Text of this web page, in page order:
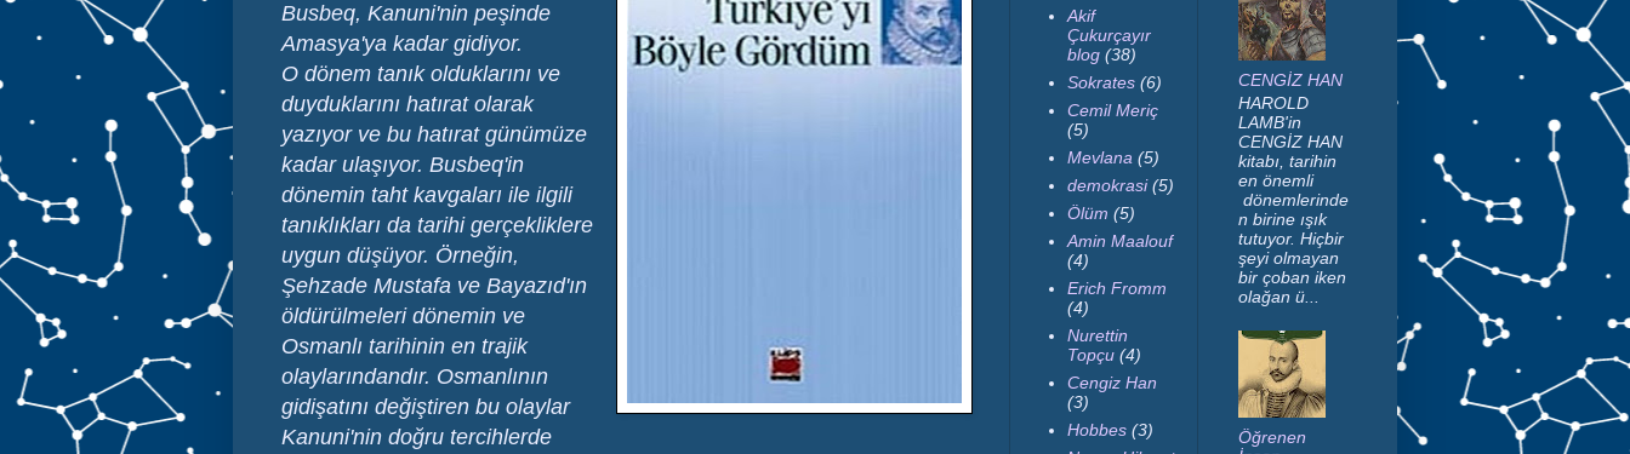
Busbeq, Kanuni'nin peşinde
Amasya'ya kadar gidiyor.
O dönem tanık olduklarını ve
duyduklarını hatırat olarak
yazıyor ve bu hatırat günümüze
kadar ulaşıyor. Busbeq'in
dönemin taht kavgaları ile ilgili
tanıklıkları da tarihi gerçekliklere
uygun düşüyor. Örneğin,
Şehzade Mustafa ve Bayazıd'ın
öldürülmeleri dönemin ve
Osmanlı tarihinin en trajik
olaylarındandır. Osmanlının
gidişatını değiştiren bu olaylar
Kanuni'nin doğru tercihlerde
Akif
Çukurçayır
blog (38)
Sokrates (6)
Cemil Meriç
(5)
Mevlana (5)
demokrasi (5)
Ölüm (5)
Amin Maalouf
(4)
Erich Fromm
(4)
Nurettin
Topçu (4)
Cengiz Han
(3)
Hobbes (3)
CENGİZ HAN
HAROLD
LAMB'in
CENGİZ HAN
kitabı, tarihin
en önemli
dönemlerinde
n birine ışık
tutuyor. Hiçbir
şeyi olmayan
bir çoban iken
olağan ü...
Öğrenen